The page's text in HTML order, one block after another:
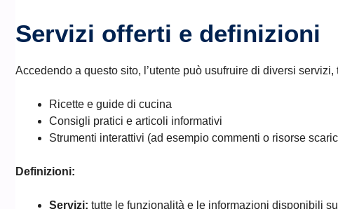
Servizi offerti e definizioni
Accedendo a questo sito, l’utente può usufruire di diversi servizi,
Ricette e guide di cucina
Consigli pratici e articoli informativi
Strumenti interattivi (ad esempio commenti o risorse
Definizioni:
Servizi: tutte le funzionalità e le informazioni disponibili